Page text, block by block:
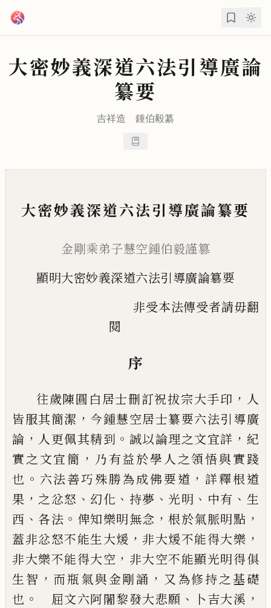
大密妙義深道六法引導廣論
纂要
吉祥造 鍾伯毅纂
大密妙義深道六法引導廣論纂要
金剛乘弟子慧空鍾伯毅謹篡
顯明大密妙義深道六法引導廣論簒要
非受本法傳受者請毋翻
閱
序
往歲陳圓白居士刪訂祝拔宗大手印 ， 人
皆服其簡潔 ， 今鍾慧空居士纂要六法引導廣
論 ， 人更佩其精到 。 誠以論理之文宜詳 ， 紀
實之文宜簡 ， 乃有益於學人之領悟與實踐
也 。 六法善巧殊勝為成佛要道 ， 詳釋根道
果 ， 之忿怒 、 幻化 、 持夢 、 光明 、 中有 、 生
西 、各法 。 俾知樂明無念 ，根於氣脈明點 ，
蓋非忿怒不能生大煖 ， 非大煖不能得大樂 ，
非大樂不能得大空 ， 非大空不能顯光明得俱
生智 ， 而瓶氣與金剛誦 ， 又為修持之基礎
也 。 屈文六阿闍黎發大悲願 、 卜吉大溪 ，